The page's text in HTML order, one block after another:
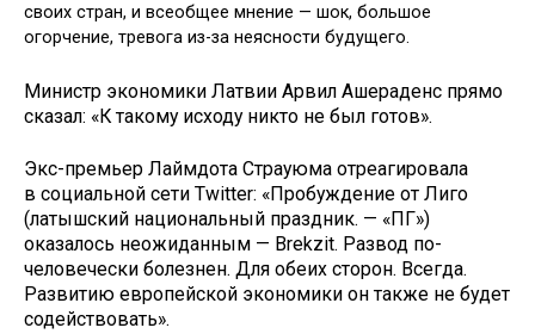
своих стран, и всеобщее мнение — шок, большое
огорчение, тревога из-за неясности будущего.
Министр экономики Латвии Арвил Ашераденс прямо
сказал: «К такому исходу никто не был готов».
Экс-премьер Лаймдота Страуюма отреагировала
в социальной сети Twitter: «Пробуждение от Лиго
(латышский национальный праздник. — «ПГ»)
оказалось неожиданным — Brekzit. Развод по-
человечески болезнен. Для обеих сторон. Всегда.
Развитию европейской экономики он также не будет
содействовать».